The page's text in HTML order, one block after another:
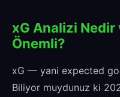
xG Analizi Nedir
Önemli?
xG — yani expected
Biliyor muydunuz ki